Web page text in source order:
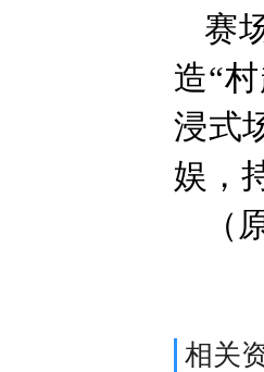
赛
造“
浸式
娱，
（
相关